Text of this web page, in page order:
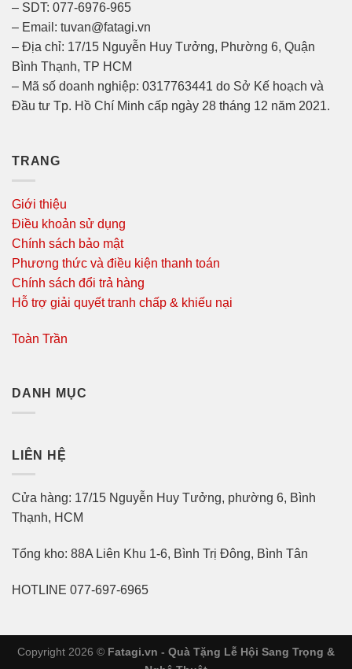
– SDT: 077-6976-965
– Email: tuvan@fatagi.vn
– Địa chỉ: 17/15 Nguyễn Huy Tưởng, Phường 6, Quận
Bình Thạnh, TP HCM
– Mã số doanh nghiệp: 0317763441 do Sở Kế hoạch và
Đầu tư Tp. Hồ Chí Minh cấp ngày 28 tháng 12 năm 2021.
TRANG
Giới thiệu
Điều khoản sử dụng
Chính sách bảo mật
Phương thức và điều kiện thanh toán
Chính sách đổi trả hàng
Hỗ trợ giải quyết tranh chấp & khiếu nại
Toàn Trần
DANH MỤC
LIÊN HỆ
Cửa hàng: 17/15 Nguyễn Huy Tưởng, phường 6, Bình
Thạnh, HCM
Tổng kho: 88A Liên Khu 1-6, Bình Trị Đông, Bình Tân
HOTLINE 077-697-6965
Copyright 2026 © Fatagi.vn - Quà Tặng Lễ Hội Sang Trọng &